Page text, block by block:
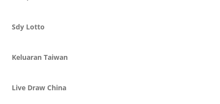
Sdy Lotto
Keluaran Taiwan
Live Draw China